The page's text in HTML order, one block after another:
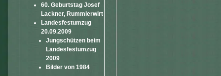
60. Geburtstag Josef
Lackner, Rummlerwirt
Landesfestumzug
20.09.2009
Jungschützen beim
Landesfestumzug
2009
Bilder von 1984